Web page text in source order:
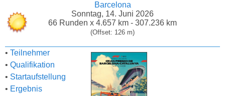
Barcelona
Sonntag, 14. Juni 2026
66 Runden x 4.657 km - 307.236 km
(Offset: 126 m)
• Teilnehmer
• Qualifikation
• Startaufstellung
• Ergebnis